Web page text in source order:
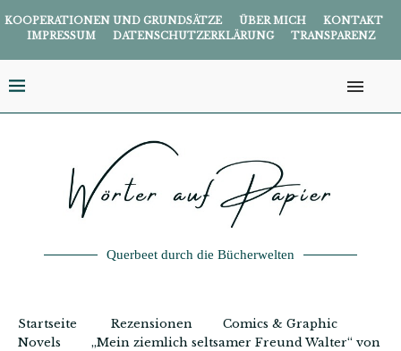
KOOPERATIONEN UND GRUNDSÄTZE ÜBER MICH
KONTAKT
IMPRESSUM
DATENSCHUTZERKLÄRUNG TRANSPARENZ
Querbeet durch die Bücherwelten
Startseite Rezensionen
Comics & Graphic
Novels
„Mein ziemlich seltsamer Freund Walter“ von